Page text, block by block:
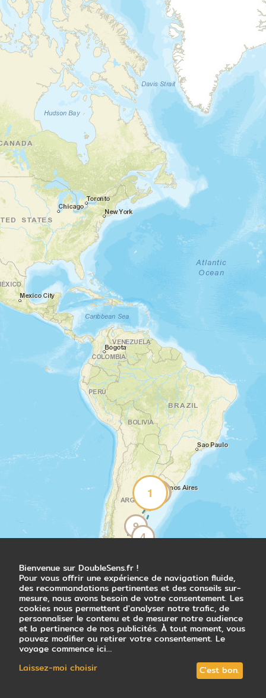
9
8
7
6
5
4
1
Après le petit-déjeuner, vous quittez la
capitale pour Tigre, charmante station
balnéaire située à une trentaine de
kilomètres de là. Loin des sentiers battus,
vous y découvrez le refuge favori des
porteños en week-end. À Tigre, vous montez
à bord d'un bateau et partez à l'aventure
dans le delta du Parana. Les maisons sur
pilotis, les canaux sinueux et la végétation
luxuriante vous enivrent. De retour à Buenos
Aires dans l'après-midi, vous vous préparez
pour l'ultime soirée qui vous attend : un
dîner-spectacle de tango au restaurant El
Querandi ! Dans l'atmosphère feutrée du
restaurant, les premières notes de musique
résonnent. Les danseurs entrent en scène
et le tango prend vie sous vos yeux…
Nuit en hôtel
Jour 4
Cap vers le bout du monde à Ushuaia et
au canal Beagle
Buenos Aires - Ushuaïa
Ce matin, vous quittez la capitale pour
Ushuaia, la ville la plus australe du monde !
Vous rejoignez rapidement l'aéroport Jorge
Newbery et, à bord de l'avion, observez le
paysage changer drastiquement, alors que
les plaines verdoyantes laissent place aux
montagnes escarpées de la Terre de Feu. À
votre arrivée à Ushuaia, vous êtes
immédiatement saisi par l'air frais et pur de
la Patagonie. Vous récupérez votre véhicule
de location et vous dirigez vers le port
d'Ushuaia pour une après-midi sur le
mythique canal Beagle. Première escale : l'île
de los Lobos pour observer les otaries se
prélasser au soleil. Après un passage par
l'île aux oiseaux et le phare des Eclaireurs,
vous rejoignez l'île Martillo. Le moteur
s'arrête et, dans un silence presque
les manchots de Magellan côtoient ici les
manchots papous. Vous observez
longuement leur démarche maladroite sur la
terre ferme et leur aisance dans l'eau. Le
temps semble comme suspendu dans ce
sanctuaire naturel…
Nuit en hosteria
Bienvenue sur DoubleSens.fr !
Pour vous offrir une expérience de navigation fluide,
des recommandations pertinentes et des conseils sur-
mesure, nous avons besoin de votre consentement. Les
cookies nous permettent d'analyser notre trafic, de
personnaliser le contenu et de mesurer notre audience
et la pertinence de nos publicités. À tout moment, vous
pouvez modifier ou retirer votre consentement. Le
voyage commence ici…
Laissez-moi choisir
C'est bon.